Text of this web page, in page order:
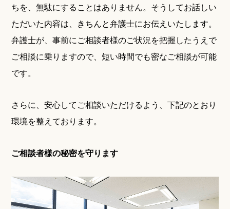
ちを、無駄にすることはありません。そうしてお話しい
ただいた内容は、きちんと弁護士にお伝えいたします。
弁護士が、事前にご相談者様のご状況を把握したうえで
ご相談に乗りますので、短い時間でも密なご相談が可能
です。
さらに、安心してご相談いただけるよう、下記のとおり
環境を整えております。
ご相談者様の秘密を守ります